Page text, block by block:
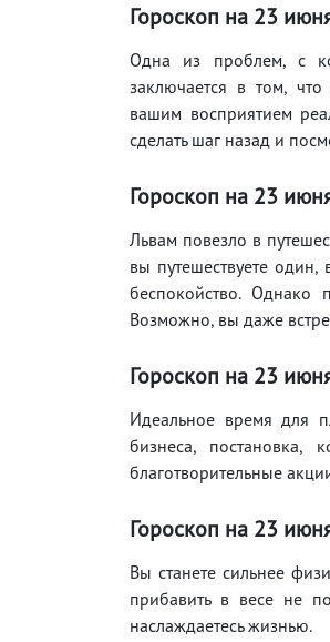
Гороскоп на 23
Одна из проблем, с
заключается в том,
вашим восприятием
сделать шаг назад и
Гороскоп на 23
Львам повезло в
вы путешествуете
беспокойство. Однако
Возможно, вы даже
Гороскоп на 23
Идеальное время для
бизнеса, постановка,
благотворительные
Гороскоп на 23
Вы станете сильнее
прибавить в весе не
наслаждаетесь жизнью.